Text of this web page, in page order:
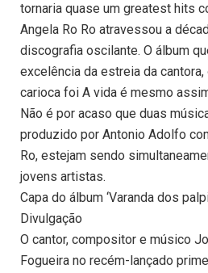
tornaria quase um greatest hits
Angela Ro Ro atravessou a
discografia oscilante. O álbum
excelência da estreia da
carioca foi A vida é mesmo
Não é por acaso que duas
produzido por Antonio Adolfo
Ro, estejam sendo
jovens artistas.
Capa do álbum ‘Varanda dos
Divulgação
O cantor, compositor e músico
Fogueira no recém-lançado